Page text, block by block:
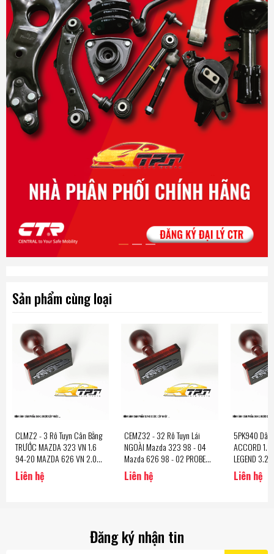
Sản phẩm cùng loại
CLMZ2 - 3 Rô Tuyn Cân Bằng
TRƯỚC MAZDA 323 VN 1.6
94-20 MAZDA 626 VN 2.0
91-03
Liên hệ
CEMZ32 - 32 Rô Tuyn Lái
NGOÀI Mazda 323 98 - 04
Mazda 626 98 - 02 PROBE
93 - 98 [CE0456 - CE0455]
CTR - Korea
Liên hệ
5PK940 Dây
ACCORD
LEGEND
Mazda 626
Mitsubishi
Liên hệ
Đăng ký nhận tin